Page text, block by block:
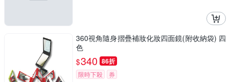
360視角隨身摺疊補妝化妝四面鏡(附收納袋) 四
色
$340 86折
限時下殺 券